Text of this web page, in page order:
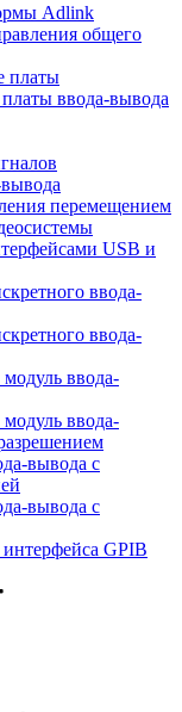
Adlink
общего
платы
ввода-вывода
перемещением
USB и
ввода-
ввода-
ввода-
ввода-
вывода с
вывода с
GPIB